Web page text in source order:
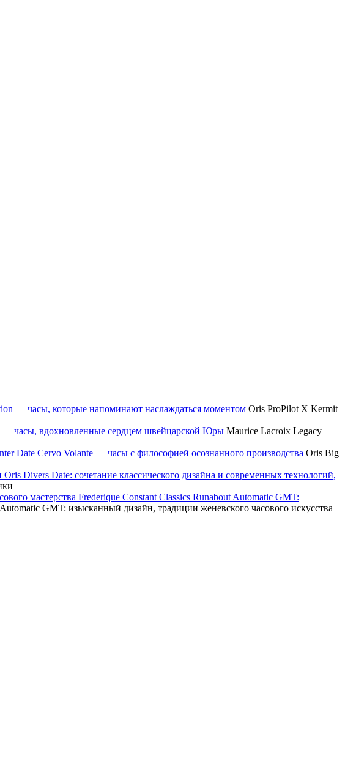
— часы, которые напоминают наслаждаться моментом Oris ProPilot X Kermit
— часы, вдохновленные сердцем швейцарской Юры Maurice Lacroix Legacy
Date Cervo Volante — часы с философией осознанного производства Oris Big
Oris Divers Date: сочетание классического дизайна и современных технологий,
Frederique Constant Classics Runabout Automatic GMT:
GMT: изысканный дизайн, традиции женевского часового искусства